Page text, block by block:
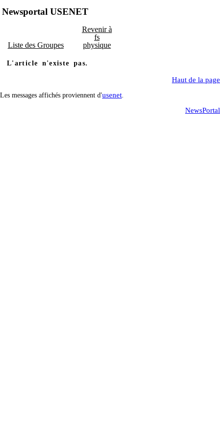
Newsportal USENET
Liste des Groupes
Revenir à
fs
physique
L'article n'existe pas.
Haut de la page
Les messages affichés proviennent d'usenet
NewsPortal